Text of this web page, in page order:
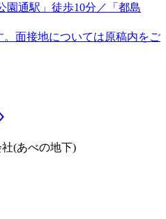
園通駅」徒歩10分／「都島
面接地については原稿内をご
社(あべの地下)